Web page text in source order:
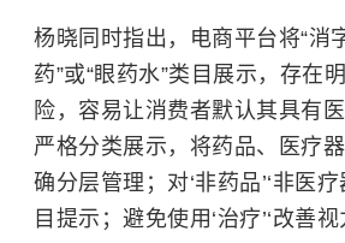
杨晓同时指出，电商平台将“消
药”或“眼药水”类目展示，存在
险，容易让消费者默认其具有
严格分类展示，将药品、医疗
确分层管理；对‘非药品’‘非医
目提示；避免使用‘治疗’‘改善